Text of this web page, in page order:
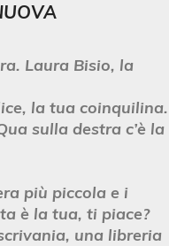
Laura Bisio, la
la tua coinquilina.
sulla destra c’è la
più piccola e i
è la tua, ti piace?
una libreria